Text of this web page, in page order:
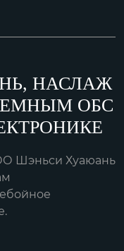
НАСЛАЖ
ОБС
Шэньси Хуаюань